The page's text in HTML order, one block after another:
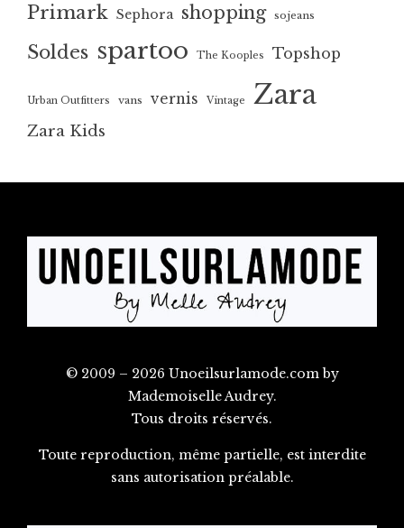
Primark Sephora shopping sojeans
Soldes spartoo The Kooples Topshop
Urban Outfitters vans vernis Vintage Zara
Zara Kids
© 2009 – 2026 Unoeilsurlamode.com by
Mademoiselle Audrey.
Tous droits réservés.
Toute reproduction, même partielle, est interdite
sans autorisation préalable.